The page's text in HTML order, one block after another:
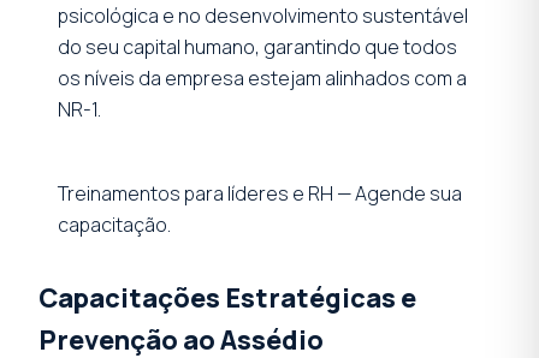
psicológica e no desenvolvimento sustentável
do seu capital humano, garantindo que todos
os níveis da empresa estejam alinhados com a
NR-1.
Treinamentos para líderes e RH — Agende sua
capacitação.
Capacitações Estratégicas e
Prevenção ao Assédio